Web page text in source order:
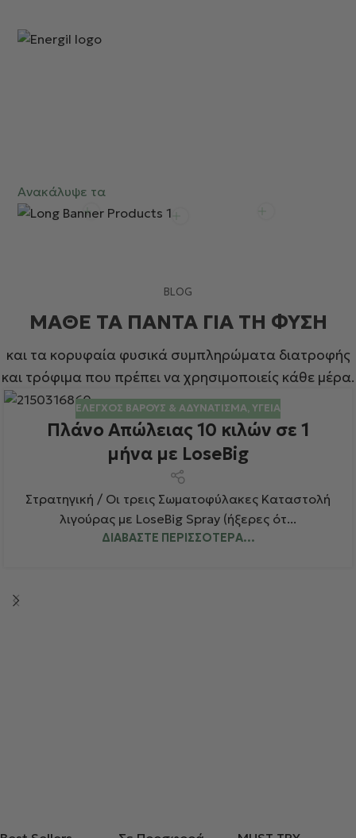
Ανακάλυψε τα
BLOG
ΜΆΘΕ ΤΑ ΠΆΝΤΑ ΓΙΑ ΤΗ ΦΎΣΗ
και τα κορυφαία φυσικά συμπληρώματα διατροφής
και τρόφιμα που πρέπει να χρησιμοποιείς κάθε μέρα.
ΈΛΕΓΧΟΣ ΒΆΡΟΥΣ & ΑΔΥΝΆΤΙΣΜΑ,ΥΓΕΊΑ
Πλάνο Απώλειας 10 κιλών σε 1
μήνα με LoseBig
Στρατηγική / Οι τρεις Σωματοφύλακες Καταστολή
λιγούρας με LoseBig Spray (ήξερες ότ...
ΔΙΑΒΆΣΤΕ ΠΕΡΙΣΣΌΤΕΡΑ...